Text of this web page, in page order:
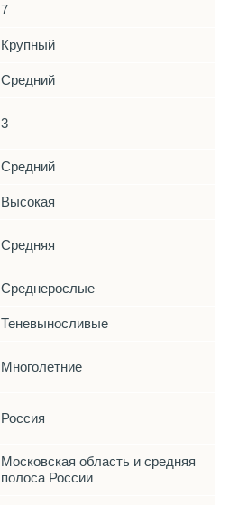
7
Крупный
Средний
3
Средний
Высокая
Средняя
Среднерослые
Теневыносливые
Многолетние
Россия
Московская область и средняя
полоса России